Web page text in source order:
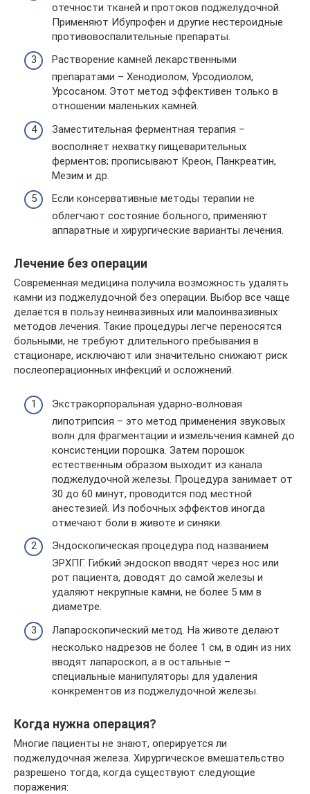
отечности тканей и протоков поджелудочной.
Применяют Ибупрофен и другие нестероидные
противовоспалительные препараты.
Растворение камней лекарственными
препаратами – Хенодиолом, Урсодиолом,
Урсосаном. Этот метод эффективен только в
отношении маленьких камней.
Заместительная ферментная терапия –
восполняет нехватку пищеварительных
ферментов; прописывают Креон, Панкреатин,
Мезим и др.
Если консервативные методы терапии не
облегчают состояние больного, применяют
аппаратные и хирургические варианты лечения.
Лечение без операции
Современная медицина получила возможность удалять
камни из поджелудочной без операции. Выбор все чаще
делается в пользу неинвазивных или малоинвазивных
методов лечения. Такие процедуры легче переносятся
больными, не требуют длительного пребывания в
стационаре, исключают или значительно снижают риск
послеоперационных инфекций и осложнений.
Экстракорпоральная ударно-волновая
липотрипсия – это метод применения звуковых
волн для фрагментации и измельчения камней до
консистенции порошка. Затем порошок
естественным образом выходит из канала
поджелудочной железы. Процедура занимает от
30 до 60 минут, проводится под местной
анестезией. Из побочных эффектов иногда
отмечают боли в животе и синяки.
Эндоскопическая процедура под названием
ЭРХПГ. Гибкий эндоскоп вводят через нос или
рот пациента, доводят до самой железы и
удаляют некрупные камни, не более 5 мм в
диаметре.
Лапароскопический метод. На животе делают
несколько надрезов не более 1 см, в один из них
вводят лапароскоп, а в остальные –
специальные манипуляторы для удаления
конкрементов из поджелудочной железы.
Когда нужна операция?
Многие пациенты не знают, оперируется ли
поджелудочная железа. Хирургическое вмешательство
разрешено тогда, когда существуют следующие
поражения: